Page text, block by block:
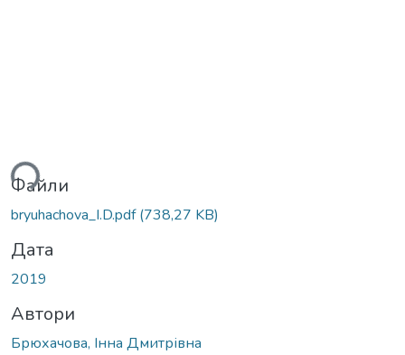
Файли
bryuhachova_I.D.pdf(738,27 KB)
Дата
2019
Автори
Брюхачова, Інна Дмитрівна